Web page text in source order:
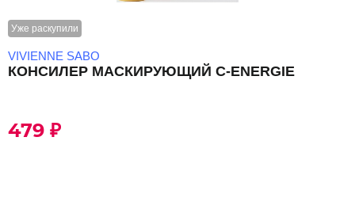
Уже раскупили
VIVIENNE SABO
КОНСИЛЕР МАСКИРУЮЩИЙ С-ENERGIE
479 ₽